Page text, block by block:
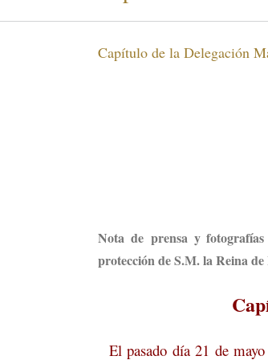
Capítulo de la Delegación
Nota de prensa y
protección de S.M. la Reina
El pasado día 21 de